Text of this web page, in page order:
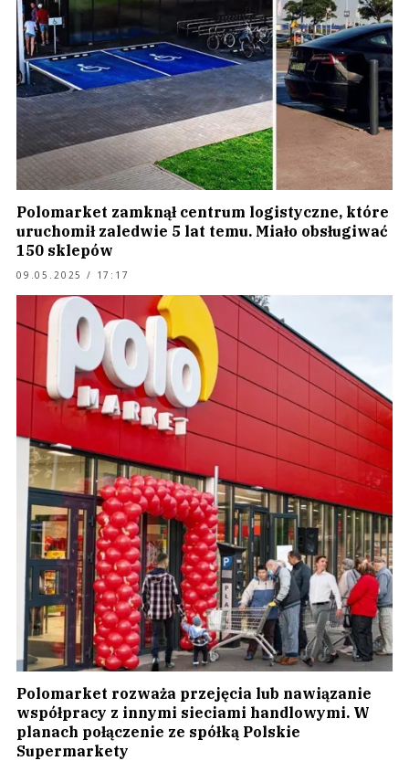
Polomarket zamknął centrum logistyczne, które
uruchomił zaledwie 5 lat temu. Miało obsługiwać
150 sklepów
09.05.2025 / 17:17
Polomarket rozważa przejęcia lub nawiązanie
współpracy z innymi sieciami handlowymi. W
planach połączenie ze spółką Polskie
Supermarkety